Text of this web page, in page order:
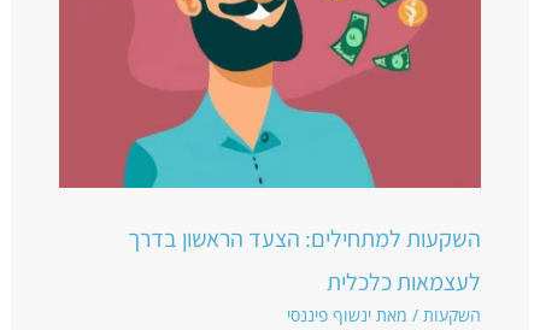
השקעות למתחילים: הצעד הראשון בדרך
לעצמאות כלכלית
השקעות/ מאת ינשוף פיננסי